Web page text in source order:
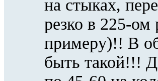
на стыках,
резко в 225-
примеру)!! В
быть такой!!!